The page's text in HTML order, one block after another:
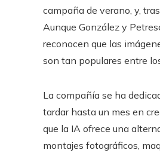
campaña de verano, y,
Aunque González y
reconocen que las
son tan populares entre
La compañía se ha
tardar hasta un mes en
que la IA ofrece una
montajes fotográficos,